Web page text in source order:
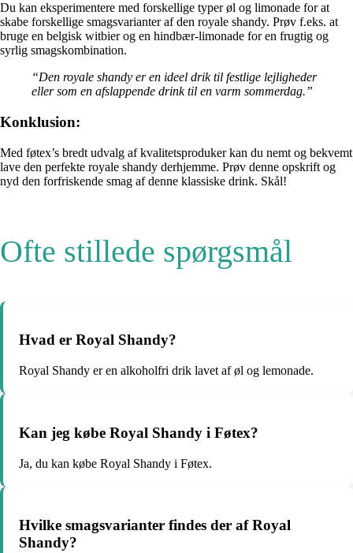
Du kan eksperimentere med forskellige typer øl og limonade for at
skabe forskellige smagsvarianter af den royale shandy. Prøv f.eks. at
bruge en belgisk witbier og en hindbær-limonade for en frugtig og
syrlig smagskombination.
“Den royale shandy er en ideel drik til festlige lejligheder
eller som en afslappende drink til en varm sommerdag.”
Konklusion:
Med føtex’s bredt udvalg af kvalitetsproduker kan du nemt og bekvemt
lave den perfekte royale shandy derhjemme. Prøv denne opskrift og
nyd den forfriskende smag af denne klassiske drink. Skål!
Ofte stillede spørgsmål
Hvad er Royal Shandy?
Royal Shandy er en alkoholfri drik lavet af øl og lemonade.
Kan jeg købe Royal Shandy i Føtex?
Ja, du kan købe Royal Shandy i Føtex.
Hvilke smagsvarianter findes der af Royal
Shandy?